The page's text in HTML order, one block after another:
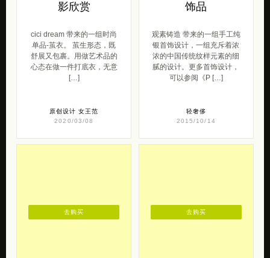
影欣赏
cici dream 带来的一组时尚
单品-茧衣。 茧生形态，既
舒展又包裹。用做艺术品的
心态在做一件打底衣，无意
[…]
原创设计 女王范
2020/03/08
饰品
观素铸造 带来的一组手工纯
银首饰设计，一组充斥着浓
浓的中国传统纹样元素的细
腻的设计。更多首饰设计，
可以参阅《P […]
轻奢侈
2015/10/14
去购买 去购买